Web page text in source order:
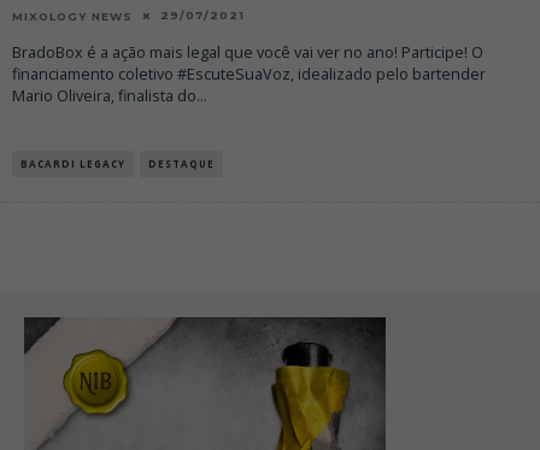
MIXOLOGY NEWS 29/07/2021
BradoBox é a ação mais legal que você vai ver no ano! Participe! O
financiamento coletivo #EscuteSuaVoz, idealizado pelo bartender
Mario Oliveira, finalista do...
BACARDI LEGACY DESTAQUE